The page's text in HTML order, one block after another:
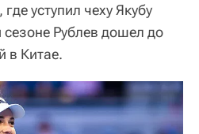
уступил чеху Якубу
Рублев дошел до
в Китае.